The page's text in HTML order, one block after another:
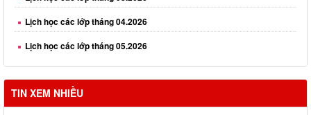
Lịch học các lớp tháng 04.2026
Lịch học các lớp tháng 05.2026
TIN XEM NHIỀU